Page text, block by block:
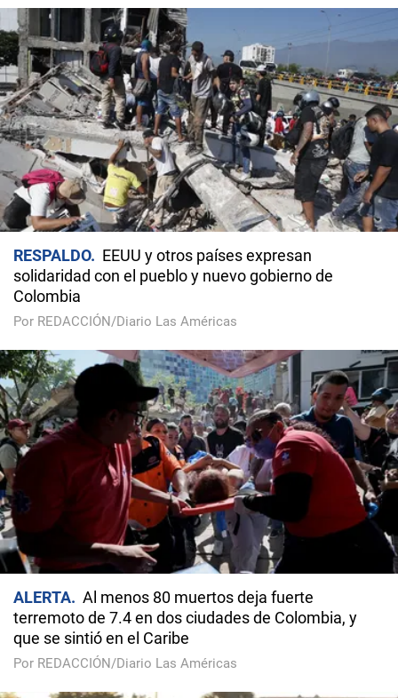
RESPALDO
EEUU y otros países expresan
solidaridad con el pueblo y nuevo gobierno de
Colombia
Por REDACCIÓN/Diario Las Américas
ALERTA
Al menos 80 muertos deja fuerte
terremoto de 7.4 en dos ciudades de Colombia, y
que se sintió en el Caribe
Por REDACCIÓN/Diario Las Américas